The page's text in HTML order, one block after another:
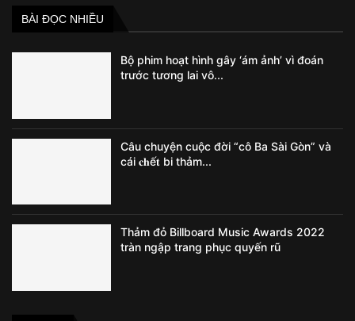
BÀI ĐỌC NHIỀU
Bộ phim hoạt hình gây ‘ám ảnh’ vì đoán
trước tương lai vô...
Câu chuyện cuộc đời “cô Ba Sài Gòn” và
cái 𝐜𝐡ế𝐭 bi thảm...
Thảm đỏ Billboard Music Awards 2022
tràn ngập trang phục quyến rũ